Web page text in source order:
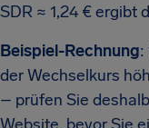
SDR ≈ 1,24 € ergibt
Beispiel-Rechnung:
der Wechselkurs
– prüfen Sie